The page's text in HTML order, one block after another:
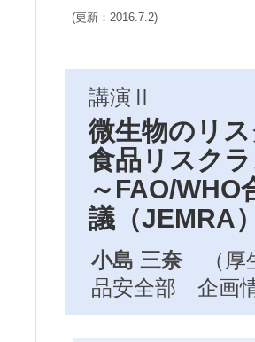
(更新：2016.7.2)
講演Ⅱ
微生物のリ
食品リスク
～ FAO/WHO
議（JEMRA
小島 三奈
（
品安全部 企画